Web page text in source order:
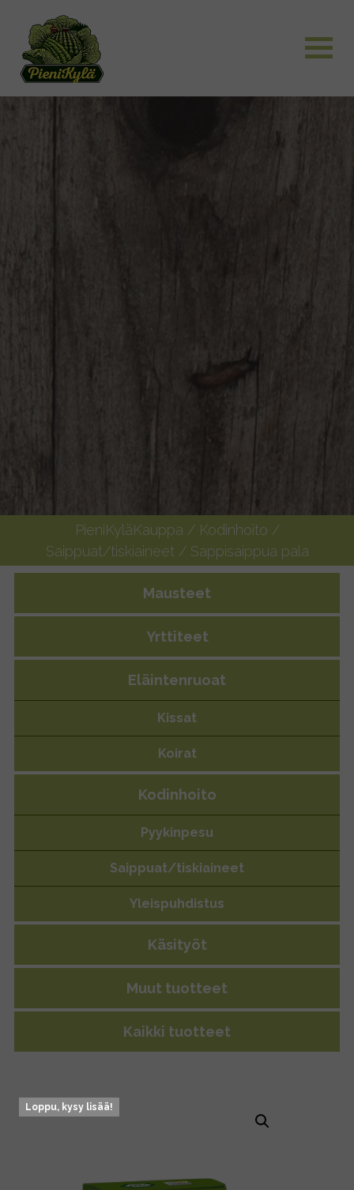
Sappisaippua pala
PieniKyläKauppa / Kodinhoito /
Saippuat/tiskiaineet / Sappisaippua pala
Mausteet
Yrttiteet
Eläintenruoat
Kissat
Koirat
Kodinhoito
Pyykinpesu
Saippuat/tiskiaineet
Yleispuhdistus
Käsityöt
Muut tuotteet
Kaikki tuotteet
Loppu, kysy lisää!